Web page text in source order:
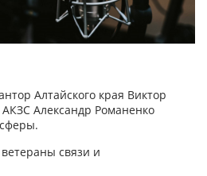
Алтайского края Виктор
Александр Романенко
связи и